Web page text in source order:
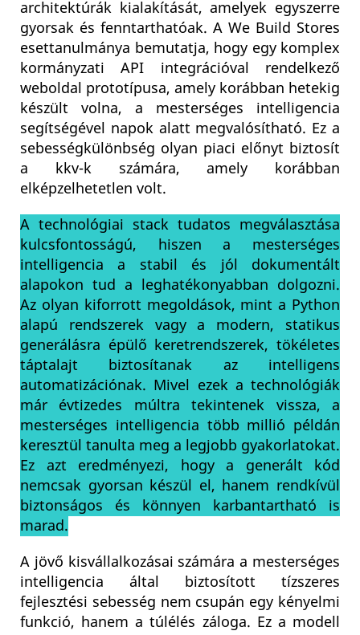
architektúrák kialakítását, amelyek egyszerre
gyorsak és fenntarthatóak. A We Build Stores
esettanulmánya bemutatja, hogy egy komplex
kormányzati API integrációval rendelkező
weboldal prototípusa, amely korábban hetekig
készült volna, a mesterséges intelligencia
segítségével napok alatt megvalósítható. Ez a
sebességkülönbség olyan piaci előnyt biztosít
a kkv-k számára, amely korábban
elképzelhetetlen volt.
A technológiai stack tudatos megválasztása
kulcsfontosságú, hiszen a mesterséges
intelligencia a stabil és jól dokumentált
alapokon tud a leghatékonyabban dolgozni.
Az olyan kiforrott megoldások, mint a Python
alapú rendszerek vagy a modern, statikus
generálásra épülő keretrendszerek, tökéletes
táptalajt biztosítanak az intelligens
automatizációnak. Mivel ezek a technológiák
már évtizedes múltra tekintenek vissza, a
mesterséges intelligencia több millió példán
keresztül tanulta meg a legjobb gyakorlatokat.
Ez azt eredményezi, hogy a generált kód
nemcsak gyorsan készül el, hanem rendkívül
biztonságos és könnyen karbantartható is
marad.
A jövő kisvállalkozásai számára a mesterséges
intelligencia által biztosított tízszeres
fejlesztési sebesség nem csupán egy kényelmi
funkció, hanem a túlélés záloga. Ez a modell